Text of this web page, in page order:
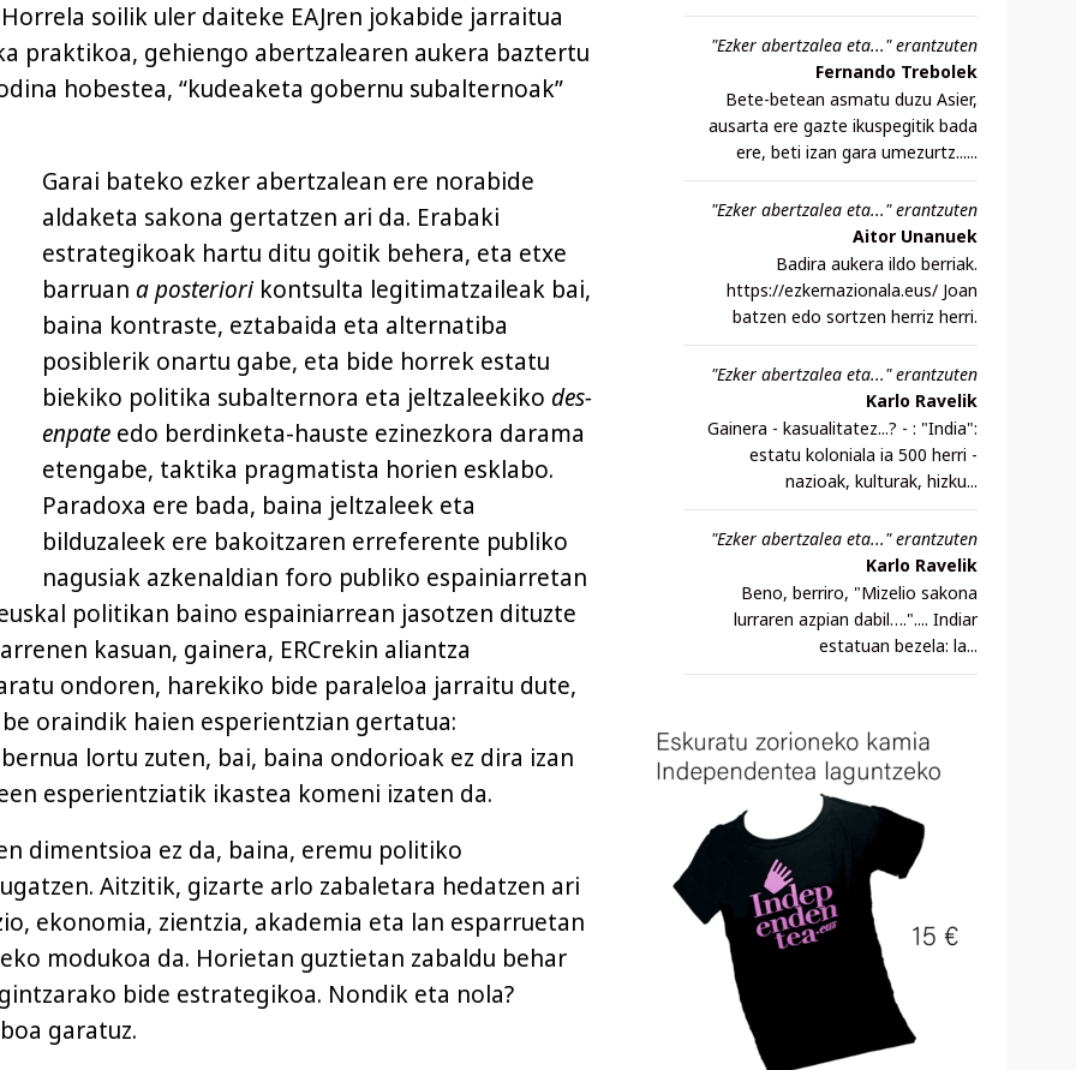
soilik uler daiteke EAJren jokabide jarraitua
praktikoa, gehiengo abertzalearen aukera baztertu
hobestea, “kudeaketa gobernu subalternoak”
Garai bateko ezker abertzalean ere norabide
aldaketa sakona gertatzen ari da. Erabaki
estrategikoak hartu ditu goitik behera, eta etxe
barruan a posteriori kontsulta legitimatzaileak bai,
baina kontraste, eztabaida eta alternatiba
posiblerik onartu gabe, eta bide horrek estatu
biekiko politika subalternora eta jeltzaleekiko des-
enpate edo berdinketa-hauste ezinezkora darama
etengabe, taktika pragmatista horien esklabo.
Paradoxa ere bada, baina jeltzaleek eta
bilduzaleek ere bakoitzaren erreferente publiko
nagusiak azkenaldian foro publiko espainiarretan
politikan baino espainiarrean jasotzen dituzte
kasuan, gainera, ERCrekin aliantza
ondoren, harekiko bide paraleloa jarraitu dute,
oraindik haien esperientzian gertatua:
lortu zuten, bai, baina ondorioak ez dira izan
esperientziatik ikastea komeni izaten da.
dimentsioa ez da, baina, eremu politiko
Aitzitik, gizarte arlo zabaletara hedatzen ari
ekonomia, zientzia, akademia eta lan esparruetan
modukoa da. Horietan guztietan zabaldu behar
bide estrategikoa. Nondik eta nola?
garatuz.
"Ezker abertzalea eta..." erantzuten
Fernando Trebolek
Bete-betean asmatu duzu Asier,
ausarta ere gazte ikuspegitik bada
ere, beti izan gara umezurtz......
"Ezker abertzalea eta..." erantzuten
Aitor Unanuek
Badira aukera ildo berriak.
https://ezkernazionala.eus/ Joan
batzen edo sortzen herriz herri.
"Ezker abertzalea eta..." erantzuten
Karlo Ravelik
Gainera - kasualitatez...? - : "India":
estatu koloniala ia 500 herri -
nazioak, kulturak, hizku...
"Ezker abertzalea eta..." erantzuten
Karlo Ravelik
Beno, berriro, "Mizelio sakona
lurraren azpian dabil….".... Indiar
estatuan bezela: la...